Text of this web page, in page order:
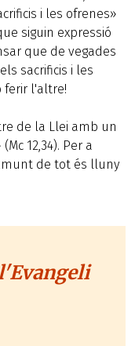
i les ofrenes»
siguin expressió
que de vegades
sacrificis i les
ferir l'altre!
de la Llei amb un
12,34). Per a
de tot és lluny